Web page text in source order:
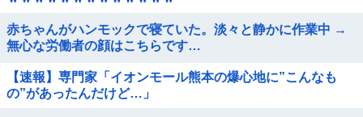
赤ちゃんがハンモックで寝ていた。淡々と静かに作業中 →
無心な労働者の顔はこちらです…
【速報】専門家「イオンモール熊本の爆心地に”こんなも
の”があったんだけど…」